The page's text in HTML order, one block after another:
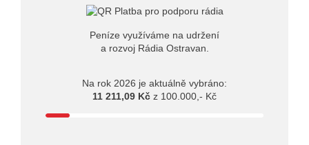
Peníze využíváme na udržení
a rozvoj Rádia Ostravan.
Na rok 2026 je aktuálně vybráno:
11 211,09 Kč z 100.000,- Kč